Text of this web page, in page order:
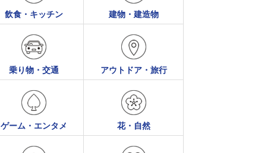
飲食・キッチン 建物・建造物
乗り物・交通 アウトドア・旅行
ゲーム・エンタメ 花・自然